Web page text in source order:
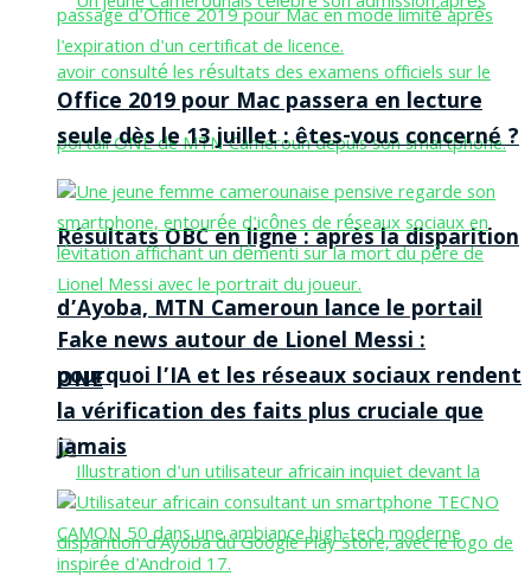
Résultats OBC en ligne : après la disparition
d’Ayoba, MTN Cameroun lance le portail
ONE
Office 2019 pour Mac passera en lecture
seule dès le 13 juillet : êtes-vous concerné ?
Fake news autour de Lionel Messi :
pourquoi l’IA et les réseaux sociaux rendent
la vérification des faits plus cruciale que
jamais